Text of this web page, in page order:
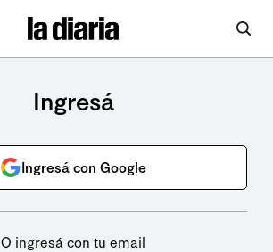
Ingresá
Ingresá con Google
O ingresá con tu email